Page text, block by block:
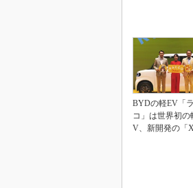
BYDの軽EV「
コ」は世界初の
V、新開発の「